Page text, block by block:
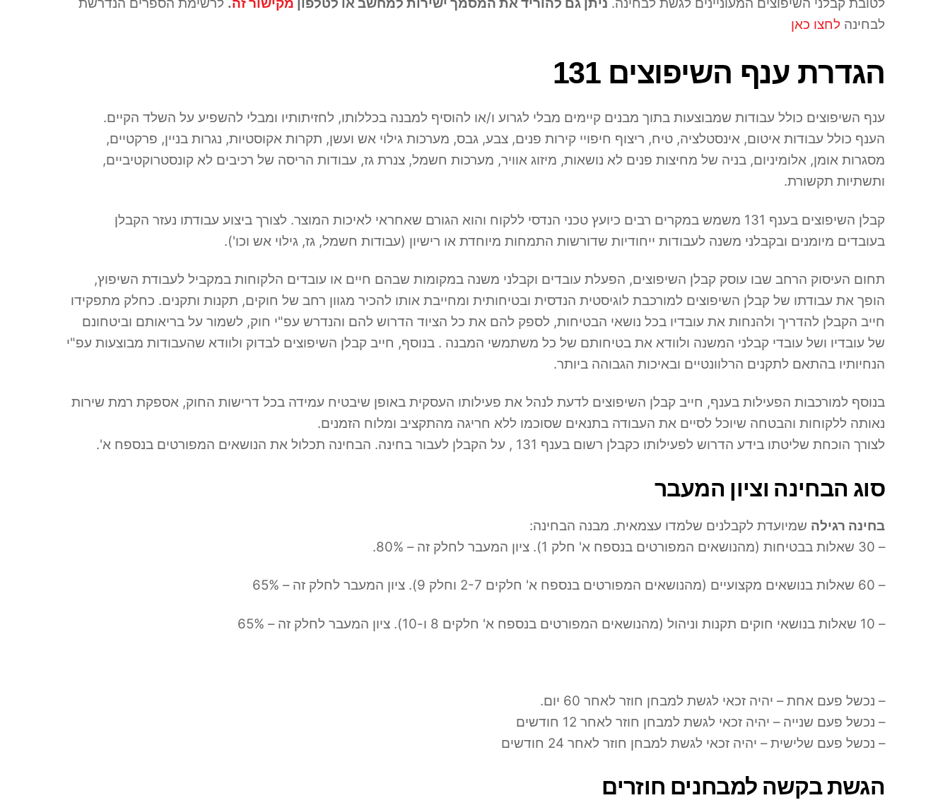
לבחינה לחצו כאן
הגדרת ענף השיפוצים 131
ענף השיפוצים כולל עבודות שמבוצעות בתוך מבנים קיימים מבלי לגרוע ו/או להוסיף למבנה בכללותו, לחזיתותיו ומבלי להשפיע על השלד הקיים.
הענף כולל עבודות איטום, אינסטלציה, טיח, ריצוף חיפויי קירות פנים, צבע, גבס, מערכות גילוי אש ועשן, תקרות אקוסטיות, נגרות בניין, פרקטיים,
מסגרות אומן, אלומיניום, בניה של מחיצות פנים לא נושאות, מיזוג אוויר, מערכות חשמל, צנרת גז, עבודות הריסה של רכיבים לא קונסטרוקטיביים,
ותשתיות תקשורת.
קבלן השיפוצים בענף 131 משמש במקרים רבים כיועץ טכני הנדסי ללקוח והוא הגורם שאחראי לאיכות המוצר. לצורך ביצוע עבודתו נעזר הקבלן
בעובדים מיומנים ובקבלני משנה לעבודות ייחודיות שדורשות התמחות מיוחדת או רישיון (עבודות חשמל, גז, גילוי אש וכו').
תחום העיסוק הרחב שבו עוסק קבלן השיפוצים, הפעלת עובדים וקבלני משנה במקומות שבהם חיים או עובדים הלקוחות במקביל לעבודת השיפוץ,
הופך את עבודתו של קבלן השיפוצים למורכבת לוגיסטית הנדסית ובטיחותית ומחייבת אותו להכיר מגוון רחב של חוקים, תקנות ותקנים. כחלק מתפקידו
חייב הקבלן להדריך ולהנחות את עובדיו בכל נושאי הבטיחות, לספק להם את כל הציוד הדרוש להם והנדרש עפ"י חוק, לשמור על בריאותם וביטחונם
של עובדיו ושל עובדי קבלני המשנה ולוודא את בטיחותם של כל משתמשי המבנה . בנוסף, חייב קבלן השיפוצים לבדוק ולוודא שהעבודות מבוצעות עפ"י
הנחיותיו בהתאם לתקנים הרלוונטיים ובאיכות הגבוהה ביותר.
בנוסף למורכבות הפעילות בענף, חייב קבלן השיפוצים לדעת לנהל את פעילותו העסקית באופן שיבטיח עמידה בכל דרישות החוק, אספקת רמת שירות
נאותה ללקוחות והבטחה שיוכל לסיים את העבודה בתנאים שסוכמו ללא חריגה מהתקציב ומלוח הזמנים.
לצורך הוכחת שליטתו בידע הדרוש לפעילותו כקבלן רשום בענף 131 , על הקבלן לעבור בחינה. הבחינה תכלול את הנושאים המפורטים בנספח א'.
סוג הבחינה וציון המעבר
בחינה רגילה שמיועדת לקבלנים שלמדו עצמאית. מבנה הבחינה:
– 30 שאלות בבטיחות (מהנושאים המפורטים בנספח א' חלק 1). ציון המעבר לחלק זה – 80%.
– 60 שאלות בנושאים מקצועיים (מהנושאים המפורטים בנספח א' חלקים 2-7 וחלק 9). ציון המעבר לחלק זה – 65%
– 10 שאלות בנושאי חוקים תקנות וניהול (מהנושאים המפורטים בנספח א' חלקים 8 ו-10). ציון המעבר לחלק זה – 65%
– נכשל פעם אחת – יהיה זכאי לגשת למבחן חוזר לאחר 60 יום.
– נכשל פעם שנייה – יהיה זכאי לגשת למבחן חוזר לאחר 12 חודשים
– נכשל פעם שלישית – יהיה זכאי לגשת למבחן חוזר לאחר 24 חודשים
הגשת בקשה למבחנים חוזרים